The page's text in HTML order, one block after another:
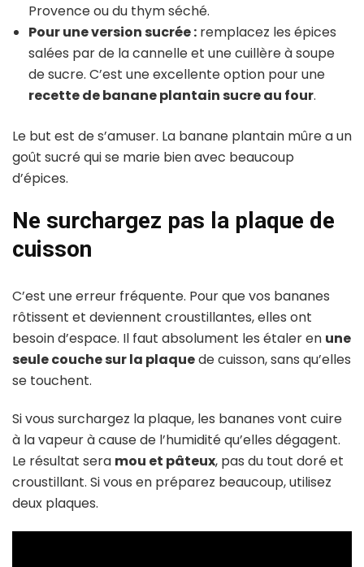
Provence ou du thym séché.
Pour une version sucrée : remplacez les épices
salées par de la cannelle et une cuillère à soupe
de sucre. C’est une excellente option pour une
recette de banane plantain sucre au four.
Le but est de s’amuser. La banane plantain mûre a un
goût sucré qui se marie bien avec beaucoup
d’épices.
Ne surchargez pas la plaque de
cuisson
C’est une erreur fréquente. Pour que vos bananes
rôtissent et deviennent croustillantes, elles ont
besoin d’espace. Il faut absolument les étaler en une
seule couche sur la plaquede cuisson, sans qu’elles
se touchent.
Si vous surchargez la plaque, les bananes vont cuire
à la vapeur à cause de l’humidité qu’elles dégagent.
Le résultat sera mou et pâteux, pas du tout doré et
croustillant. Si vous en préparez beaucoup, utilisez
deux plaques.